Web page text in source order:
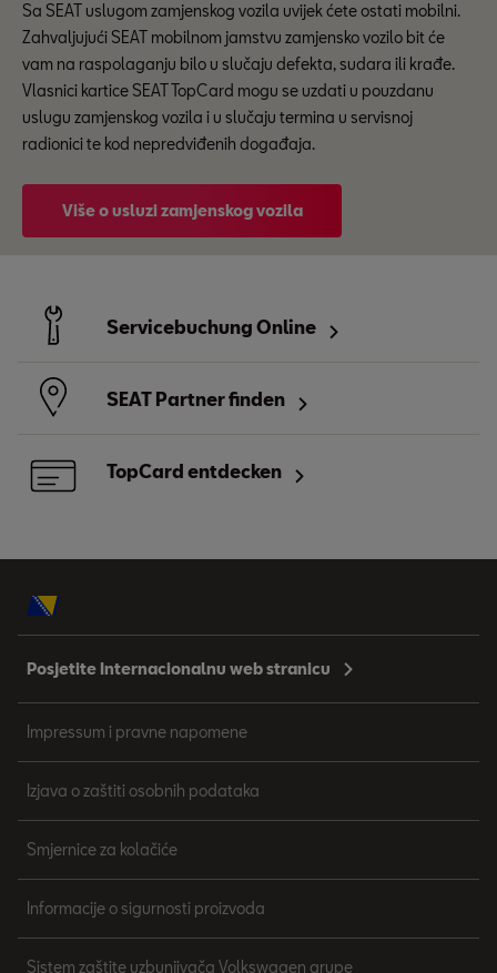
Sa SEAT uslugom zamjenskog vozila uvijek ćete ostati mobilni.
Zahvaljujući SEAT mobilnom jamstvu zamjensko vozilo bit će
vam na raspolaganju bilo u slučaju defekta, sudara ili krađe.
Vlasnici kartice SEAT TopCard mogu se uzdati u pouzdanu
uslugu zamjenskog vozila i u slučaju termina u servisnoj
radionici te kod nepredviđenih događaja.
Više o usluzi zamjenskog vozila
Servicebuchung Online
SEAT Partner finden
TopCard entdecken
Posjetite Internacionalnu web stranicu
Impressum i pravne napomene
Izjava o zaštiti osobnih podataka
Smjernice za kolačiće
Informacije o sigurnosti proizvoda
Sistem zaštite uzbunjivača Volkswagen grupe